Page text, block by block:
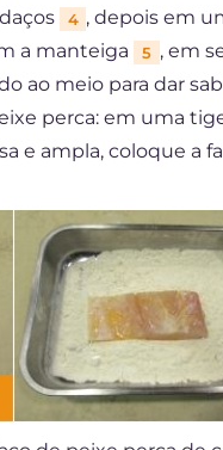
4 , depois em
a manteiga
5 , em
ao meio para dar
perca: em uma
e ampla, coloque a